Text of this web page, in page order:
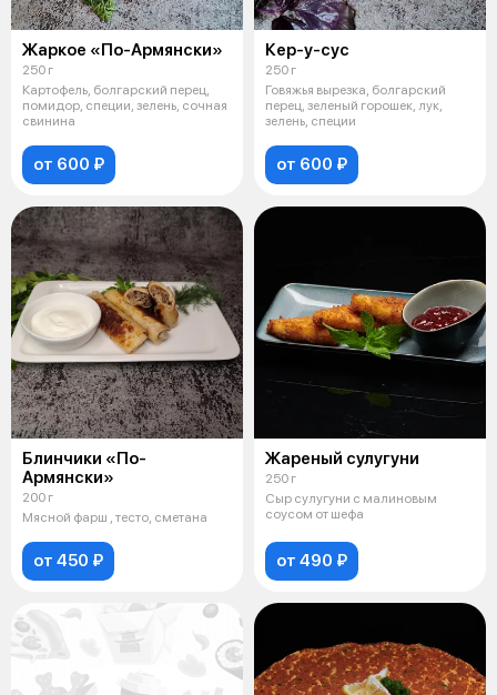
Жаркое «По-Армянски»
250 г
Картофель, болгарский перец,
помидор, специи, зелень, сочная
свинина
от 600 ₽
Кер-у-сус
250 г
Говяжья вырезка, болгарский
перец, зеленый горошек, лук,
зелень, специи
от 600 ₽
Блинчики «По-
Армянски»
200 г
Мясной фарш , тесто, сметана
от 450 ₽
Жареный сулугуни
250 г
Сыр сулугуни с малиновым
соусом от шефа
от 490 ₽